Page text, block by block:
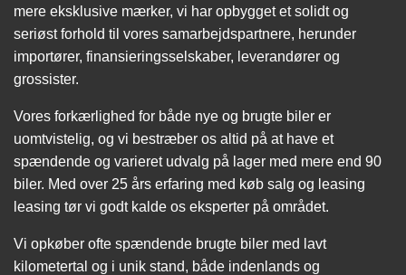
mere eksklusive mærker, vi har opbygget et solidt og
seriøst forhold til vores samarbejdspartnere, herunder
importører, finansieringsselskaber, leverandører og
grossister.
Vores forkærlighed for både nye og brugte biler er
uomtvistelig, og vi bestræber os altid på at have et
spændende og varieret udvalg på lager med mere end 90
biler. Med over 25 års erfaring med køb salg og leasing
leasing tør vi godt kalde os eksperter på området.
Vi opkøber ofte spændende brugte biler med lavt
kilometertal og i unik stand, både indenlands og